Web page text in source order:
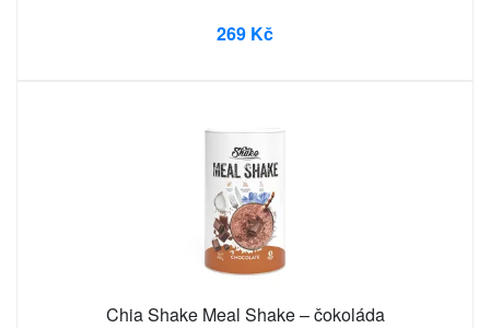
269 Kč
Chia Shake Meal Shake – čokoláda